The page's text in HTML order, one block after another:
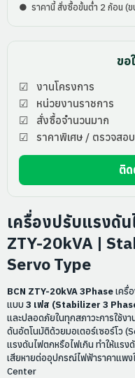
● ราคานี้ สั่งซื้อขั้นต่ำ 2 ก้อน (ข
ขอ
☑ งานโครงการ
☑ หน่วยงานราชการ
☑ สั่งซื้อจำนวนมาก
☑ ราคาพิเศษ / ตรวจสอ
ติ
เครื่องปรับแรงดัน
ZTY-20kVA |
Servo Type
BCN ZTY-20kVA 3Phaseเครื่
แบบ 3 เฟส (Stabilizer 3
และปลอดภัยในทุกสภาวะการใช้งา
ดันอัตโนมัติด้วยมอเตอร์เซอร์โว
แรงดันไฟตกหรือไฟเกิน ทำให้แร
เสียหายต่ออุปกรณ์ไฟฟ้าราคาแพ
Center